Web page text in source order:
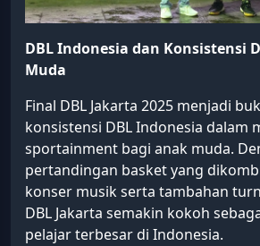
DBL Indonesia dan Konsistensi
Muda
Final DBL Jakarta 2025 menjadi
konsistensi DBL Indonesia dalam
sportainment bagi anak muda.
pertandingan basket yang
konser musik serta tambahan
DBL Jakarta semakin kokoh
pelajar terbesar di Indonesia.